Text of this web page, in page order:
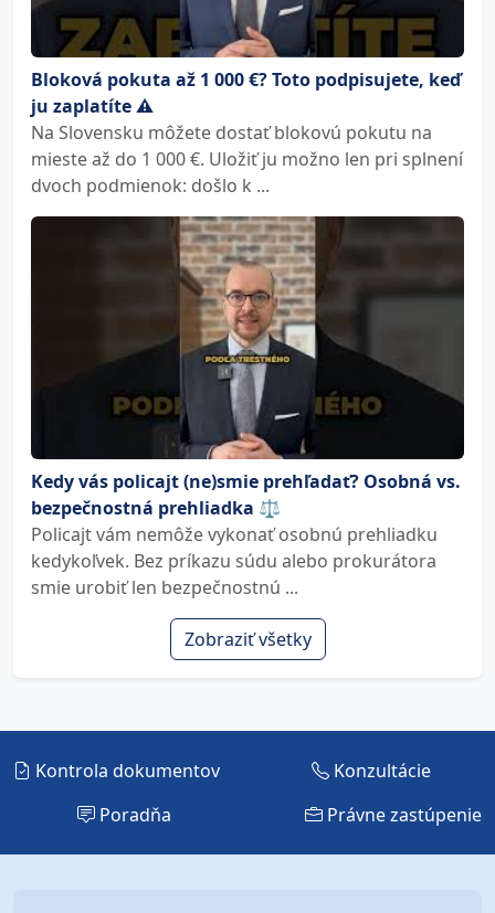
Bloková pokuta až 1 000 €? Toto podpisujete, keď
ju zaplatíte ⚠️
Na Slovensku môžete dostať blokovú pokutu na
mieste až do 1 000 €. Uložiť ju možno len pri splnení
dvoch podmienok: došlo k ...
Kedy vás policajt (ne)smie prehľadať? Osobná vs.
bezpečnostná prehliadka ⚖️
Policajt vám nemôže vykonať osobnú prehliadku
kedykoľvek. Bez príkazu súdu alebo prokurátora
smie urobiť len bezpečnostnú ...
Zobraziť všetky
Kontrola dokumentov
Konzultácie
Poradňa
Právne zastúpenie